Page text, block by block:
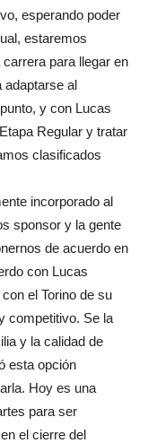
esperando poder
estaremos
para llegar en
adaptarse al
y con Lucas
Regular y tratar
clasificados
incorporado al
sponsor y la gente
de acuerdo en
con Lucas
el Torino de su
competitivo. Se la
y la calidad de
esta opción
Hoy es una
para ser
el cierre del